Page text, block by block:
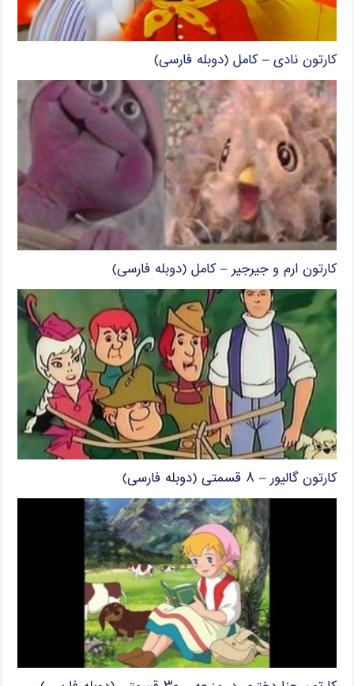
کارتون نادی – کامل (دوبله فارسی)
کارتون ارم و جیرجیر – کامل (دوبله فارسی)
کارتون گالیور – ۸ قسمتی (دوبله فارسی)